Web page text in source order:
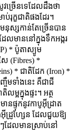
រើនទេដែលដឹងថា
ប់រុក្ខជាតិផងដែរ។
នុស្សកាន់តែច្រើនបាន
ែលមាននៅក្នុងទឹកអង្ករ
* ប៉ូតាស្យូម
(Fibres) *
* ជាតិដែក (Iron) *
ចឹមទាំងនេះ គឺជាជី
លម្អក្នុងផ្ទះ។ អត្ថ
នផ្ទុកនូវកាបូអ៊ីដ្រាត
អ៊ីដ្រូហ្សែន ដែលជួយឱ្យ
អៗដែលមានស្រាប់នៅ